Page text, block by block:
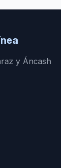
y Áncash